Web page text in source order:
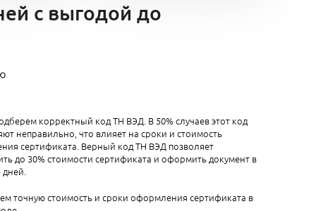
с выгодой до
корректный код ТН ВЭД. В 50% случаев этот код
неправильно, что влияет на сроки и стоимость
сертификата. Верный код ТН ВЭД позволяет
до 30% стоимости сертификата и оформить документ в
дней.
точную стоимость и сроки оформления сертификата в